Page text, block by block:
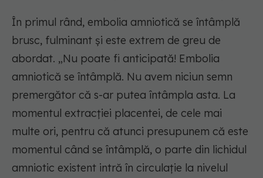
În primul rând, embolia amniotică se întâmplă
brusc, fulminant și este extrem de greu de
abordat. „Nu poate fi anticipată! Embolia
amniotică se întâmplă. Nu avem niciun semn
premergător că s-ar putea întâmpla asta. La
momentul extracției placentei, de cele mai
multe ori, pentru că atunci presupunem că este
momentul când se întâmplă, o parte din lichidul
amniotic existent intră în circulație la nivelul